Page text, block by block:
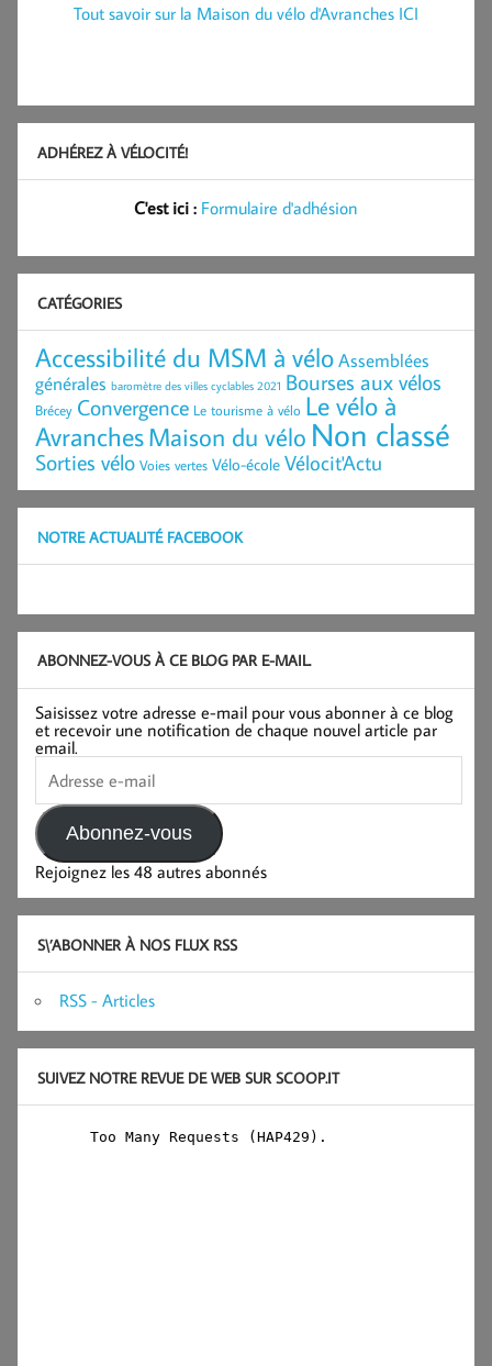
Tout savoir sur la Maison du vélo d'Avranches ICI
ADHÉREZ À VÉLOCITÉ!
C'est ici : Formulaire d'adhésion
CATÉGORIES
Accessibilité du MSM à véloAssemblées
générales baromètre des villes cyclables 2021 Bourses aux vélos
Brécey Convergence Le tourisme à vélo Le vélo à
AvranchesMaison du vélo Non classé
Sorties vélo Voies vertes Vélo-école Vélocit'Actu
NOTRE ACTUALITÉ FACEBOOK
ABONNEZ-VOUS À CE BLOG PAR E-MAIL.
Saisissez votre adresse e-mail pour vous abonner à ce blog
et recevoir une notification de chaque nouvel article par
email.
Adresse
e-
mail
Abonnez-vous
Rejoignez les 48 autres abonnés
S\’ABONNER À NOS FLUX RSS
RSS - Articles
SUIVEZ NOTRE REVUE DE WEB SUR SCOOP.IT